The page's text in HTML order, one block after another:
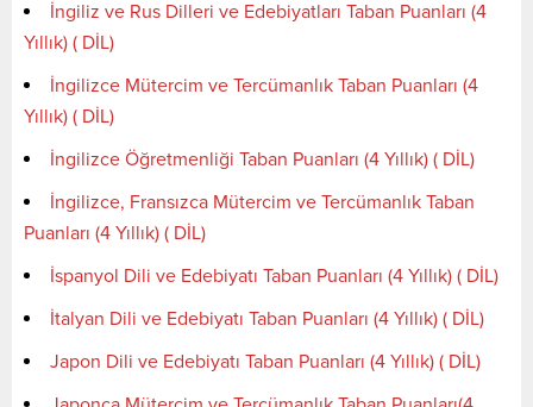
İngiliz ve Rus Dilleri ve Edebiyatları Taban Puanları (4
Yıllık) ( DİL)
İngilizce Mütercim ve Tercümanlık Taban Puanları (4
Yıllık) ( DİL)
İngilizce Öğretmenliği Taban Puanları (4 Yıllık) ( DİL)
İngilizce, Fransızca Mütercim ve Tercümanlık Taban
Puanları (4 Yıllık) ( DİL)
İspanyol Dili ve Edebiyatı Taban Puanları (4 Yıllık) ( DİL)
İtalyan Dili ve Edebiyatı Taban Puanları (4 Yıllık) ( DİL)
Japon Dili ve Edebiyatı Taban Puanları (4 Yıllık) ( DİL)